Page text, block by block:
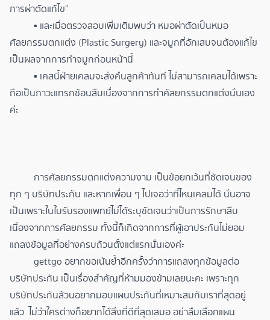
การผ่าตัดแก้ไข”
▪ และเมื่อตรวจสอบเพิ่มเติมพบว่า หมอผ่าตัดเป็นหมอ
ศัลยกรรมตกแต่ง (Plastic Surgery) และจมูกที่อักเสบจนต้องแก้ไข
เป็นผลจากการทำจมูกก่อนหน้านี้
▪ เคสนี้ฝ่ายเคลมจะส่งคืนลูกค้าทันที ไม่สามารถเคลมได้เพราะ
ถือเป็นภาวะแทรกซ้อนสืบเนื่องจากการทำศัลยกรรมตกแต่งนั่นเอง
ค่ะ
การศัลยกรรมตกแต่งความงาม เป็นข้อยกเว้นที่ชัดเจนของ
ทุก ๆ บริษัทประกัน และหากเพื่อน ๆ ไปเจอว่าที่ไหนเคลมได้ นั่นอาจ
เป็นเพราะในใบรับรองแพทย์ไม่ได้ระบุชัดเจนว่าเป็นการรักษาสืบ
เนื่องจากการศัลยกรรม ทั้งนี้ก็เกิดจากการที่ผู้เอาประกันไม่ยอม
แถลงข้อมูลที่อย่างครบถ้วนตั้งแต่แรกนั่นเองค่ะ
gettgo อยากขอเน้นย้ำอีกครั้งว่าการแถลงทุกข้อมูลต่อ
บริษัทประกัน เป็นเรื่องสำคัญที่ห้ามมองข้ามเลยนะคะ เพราะทุก
บริษัทประกันล้วนอยากมอบแผนประกันที่เหมาะสมกับเราที่สุดอยู่
แล้ว ไม่ว่าใครต่างก็อยากได้สิ่งที่ดีที่สุดเสมอ อย่าลืมเลือกแผน